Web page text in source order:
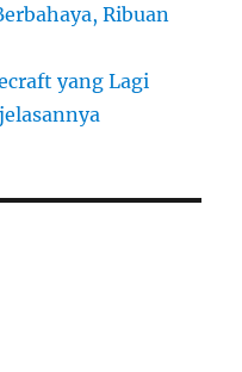
Ribuan
yang Lagi